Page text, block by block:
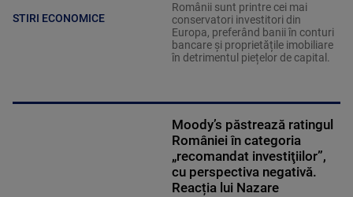
STIRI ECONOMICE
Românii sunt printre cei mai
conservatori investitori din
Europa, preferând banii în conturi
bancare și proprietățile imobiliare
în detrimentul piețelor de capital.
Moody’s păstrează ratingul
României în categoria
„recomandat investiţiilor”,
cu perspectiva negativă.
Reacția lui Nazare